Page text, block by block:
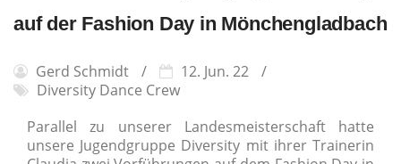
auf der Fashion Day in Mönchengladbach
Gerd Schmidt
12. Jun. 22
Diversity Dance Crew
Parallel zu unserer Landesmeisterschaft hatte
unsere Jugendgruppe Diversity mit ihrer Trainerin